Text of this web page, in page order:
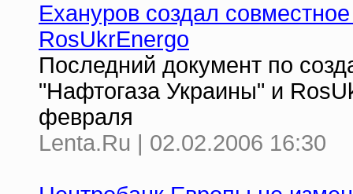
Ехануров создал
RosUkrEnergo
Последний документ по
"Нафтогаза Украины" и
февраля
Lenta.Ru | 02.02.2006 16:30